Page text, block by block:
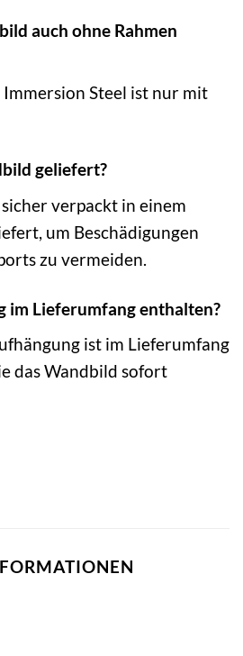
auch ohne Rahmen
Steel ist nur mit
geliefert?
verpackt in einem
um Beschädigungen
zu vermeiden.
im Lieferumfang enthalten?
ist im Lieferumfang
das Wandbild sofort